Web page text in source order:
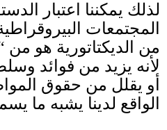
لذلك يمكننا اعتبار
المجتمعات
من الديكتاتورية هو من
لأنه يزيد من فوائد
أو يقلل من حقوق
الواقع لدينا يشبه ما